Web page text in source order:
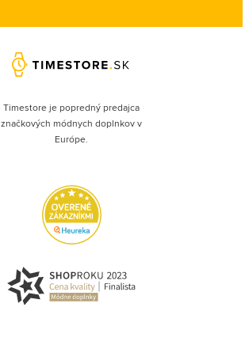
Timestore je popredný predajca
značkových módnych doplnkov v
Európe.